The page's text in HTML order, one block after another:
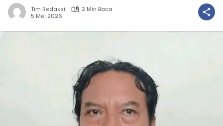
Tim Redaksi
2 Min Baca
5 Mei 2026